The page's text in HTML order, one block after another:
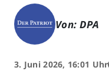
Von: DPA
3. Juni 2026, 16:01 Uhr